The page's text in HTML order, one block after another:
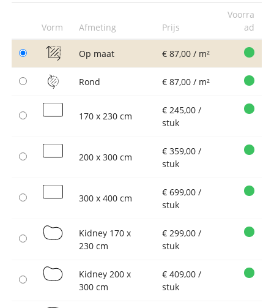
Vorm Afmeting Prijs
Voorra
ad
Op maat € 87,00 / m²
Rond € 87,00 / m²
170 x 230 cm
€ 245,00 /
stuk
200 x 300 cm
€ 359,00 /
stuk
300 x 400 cm
€ 699,00 /
stuk
Kidney 170 x
230 cm
€ 299,00 /
stuk
Kidney 200 x
300 cm
€ 409,00 /
stuk